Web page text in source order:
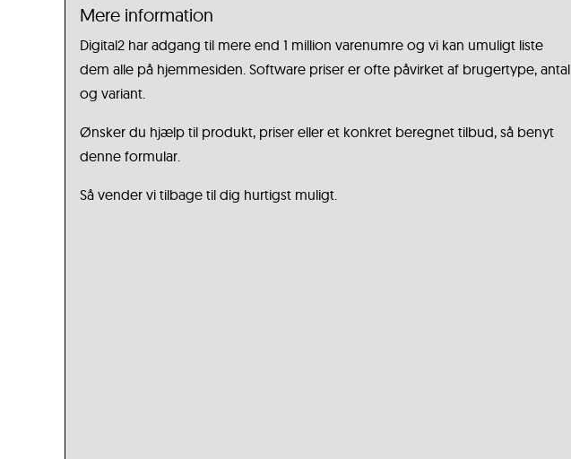
Mere information
Digital2 har adgang til mere end 1 million varenumre og vi kan umuligt liste
dem alle på hjemmesiden. Software priser er ofte påvirket af brugertype, antal
og variant.
Ønsker du hjælp til produkt, priser eller et konkret beregnet tilbud, så benyt
denne formular.
Så vender vi tilbage til dig hurtigst muligt.